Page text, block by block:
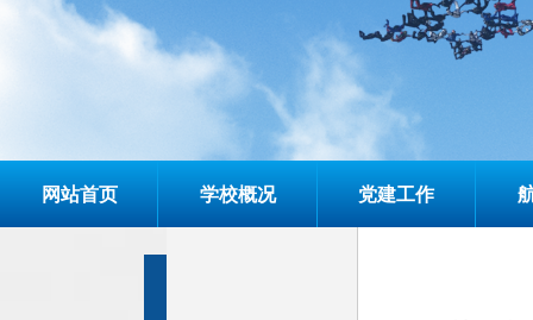
网站首页 学校概况 党建工作